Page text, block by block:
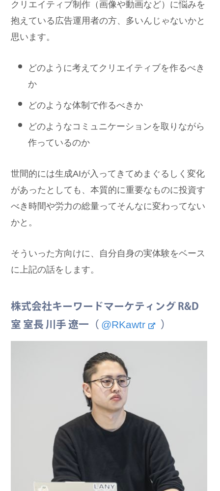
クリエイティブ制作（画像や動画など）に悩みを
抱えている広告運用者の方、多いんじゃないかと
思います。
どのように考えてクリエイティブを作るべき
か
どのような体制で作るべきか
どのようなコミュニケーションを取りながら
作っているのか
世間的には生成AIが入ってきてめまぐるしく変化
があったとしても、本質的に重要なものに投資す
べき時間や労力の総量ってそんなに変わってない
かと。
そういった方向けに、自分自身の実体験をベース
に上記の話をします。
株式会社キーワードマーケティング R&D
室 室長 川手 遼一（ @RKawtr ）